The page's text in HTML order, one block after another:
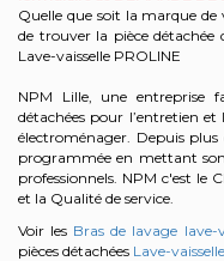
Quelle que soit la marque
de trouver la pièce
Lave-vaisselle PROLINE
NPM Lille, une entreprise
détachées pour l’entretien
électroménager. Depuis plus
programmée en mettant
professionnels. NPM c'est le
et la Qualité de service.
Voir les Bras de lavage lave-
pièces détachées Lave-vaisselle